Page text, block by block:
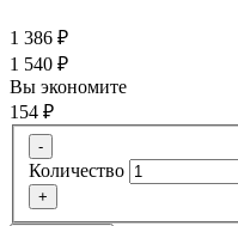
1 386 ₽
1 540 ₽
Вы экономите
154 ₽
-
Количество
+